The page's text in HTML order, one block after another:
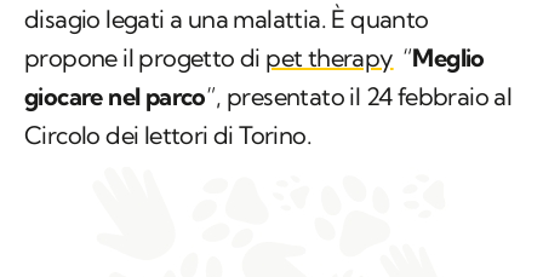
disagio legati a una malattia. È quanto
propone il progetto di pet therapy “Meglio
giocare nel parco”, presentato il 24 febbraio al
Circolo dei lettori di Torino.